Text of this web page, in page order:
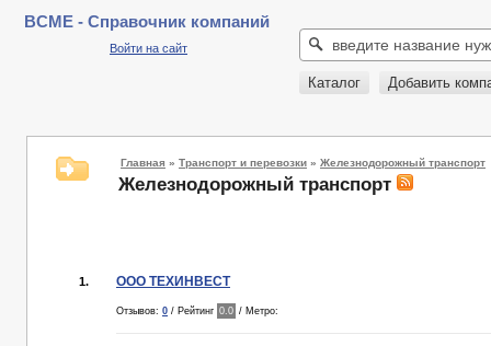
BCME - Справочник компаний
Войти на сайт
Каталог Добавить
Главная » Транспорт и перевозки » Железнодорожный транспорт
Железнодорожный транспорт
1. ООО ТЕХИНВЕСТ
Отзывов: 0 / Рейтинг 0.0 / Метро: